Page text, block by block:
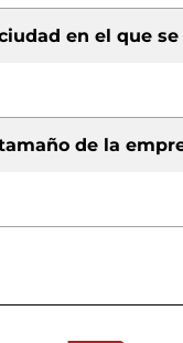
en el que
de la